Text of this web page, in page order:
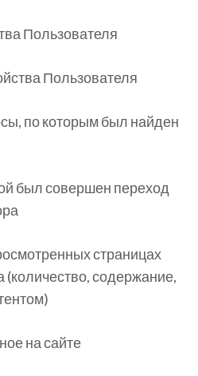
Пользователя
Пользователя
по которым был найден
был совершен переход
страницах
(количество, содержание,
на сайте